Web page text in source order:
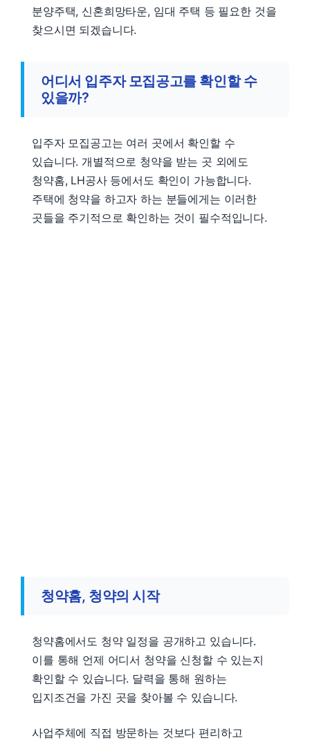
분양주택, 신혼희망타운, 임대 주택 등 필요한 것을
찾으시면 되겠습니다.
어디서 입주자 모집공고를 확인할 수
있을까?
입주자 모집공고는 여러 곳에서 확인할 수
있습니다. 개별적으로 청약을 받는 곳 외에도
청약홈, LH공사 등에서도 확인이 가능합니다.
주택에 청약을 하고자 하는 분들에게는 이러한
곳들을 주기적으로 확인하는 것이 필수적입니다.
청약홈, 청약의 시작
청약홈에서도 청약 일정을 공개하고 있습니다.
이를 통해 언제 어디서 청약을 신청할 수 있는지
확인할 수 있습니다. 달력을 통해 원하는
입지조건을 가진 곳을 찾아볼 수 있습니다.
사업주체에 직접 방문하는 것보다 편리하고